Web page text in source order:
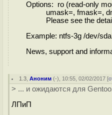
Options: ro (read-only
umask=, fmask=,
Please see the details
Example: ntfs-3g /dev/
News, support and
1.3 ,Аноним (-), 10:55, 02/02/2017 [
> ... и ожидаются для
ЛПиП